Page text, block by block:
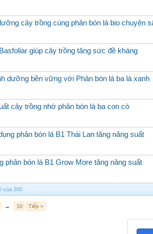
cây trồng cùng phân bón lá bio chuyên
giúp cây trồng tăng sức đề kháng
dưỡng bền vững với Phân bón lá ba lá xanh
cây trồng nhờ phân bón lá ba con cò
phân bón lá B1 Thái Lan tăng năng suất
phân bón lá B1 Grow More tăng năng suất
của 200
→ 10 Tiếp >